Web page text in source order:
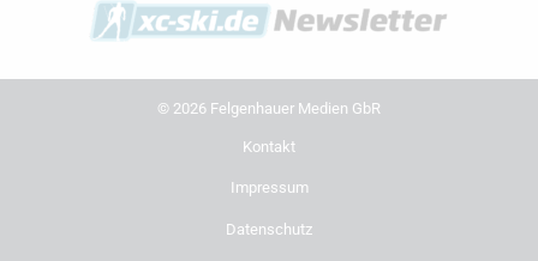
© 2026 Felgenhauer Medien GbR
Kontakt
Impressum
Datenschutz